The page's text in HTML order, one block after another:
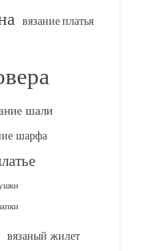
вязание платья
шали
шарфа
вязаный жилет